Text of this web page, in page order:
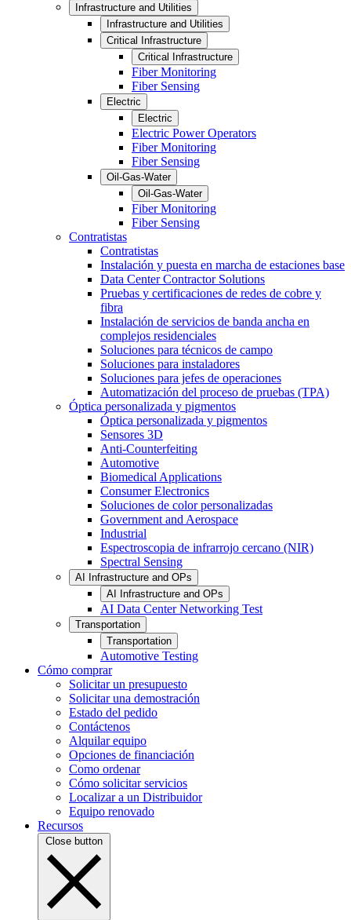
Infrastructure and Utilities
Infrastructure and Utilities
Critical Infrastructure
Critical Infrastructure
Fiber Monitoring
Fiber Sensing
Electric
Electric
Electric Power Operators
Fiber Monitoring
Fiber Sensing
Oil-Gas-Water
Oil-Gas-Water
Fiber Monitoring
Fiber Sensing
Contratistas
Contratistas
Instalación y puesta en marcha de estaciones base
Data Center Contractor Solutions
Pruebas y certificaciones de redes de cobre y
fibra
Instalación de servicios de banda ancha en
complejos residenciales
Soluciones para técnicos de campo
Soluciones para instaladores
Soluciones para jefes de operaciones
Automatización del proceso de pruebas (TPA)
Óptica personalizada y pigmentos
Óptica personalizada y pigmentos
Sensores 3D
Anti-Counterfeiting
Automotive
Biomedical Applications
Consumer Electronics
Soluciones de color personalizadas
Government and Aerospace
Industrial
Espectroscopia de infrarrojo cercano (NIR)
Spectral Sensing
AI Infrastructure and OPs
AI Infrastructure and OPs
AI Data Center Networking Test
Transportation
Transportation
Automotive Testing
Cómo comprar
Solicitar un presupuesto
Solicitar una demostración
Estado del pedido
Contáctenos
Alquilar equipo
Opciones de financiación
Como ordenar
Cómo solicitar servicios
Localizar a un Distribuidor
Equipo renovado
Recursos
Close button